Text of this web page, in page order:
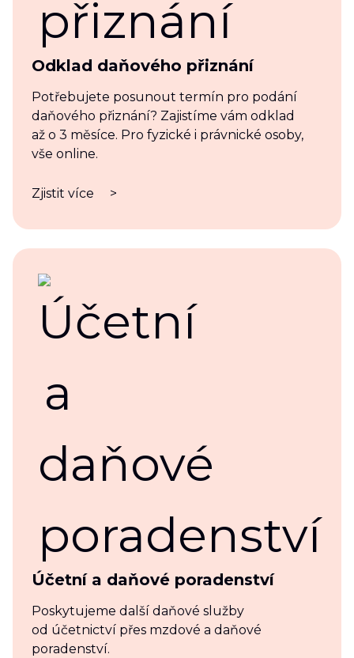
Odklad daňového přiznání
Potřebujete posunout termín pro podání
daňového přiznání? Zajistíme vám odklad
až o 3 měsíce. Pro fyzické i právnické osoby,
vše online.
Zjistit více >
Účetní a daňové poradenství
Poskytujeme další daňové služby
od účetnictví přes mzdové a daňové
poradenství.